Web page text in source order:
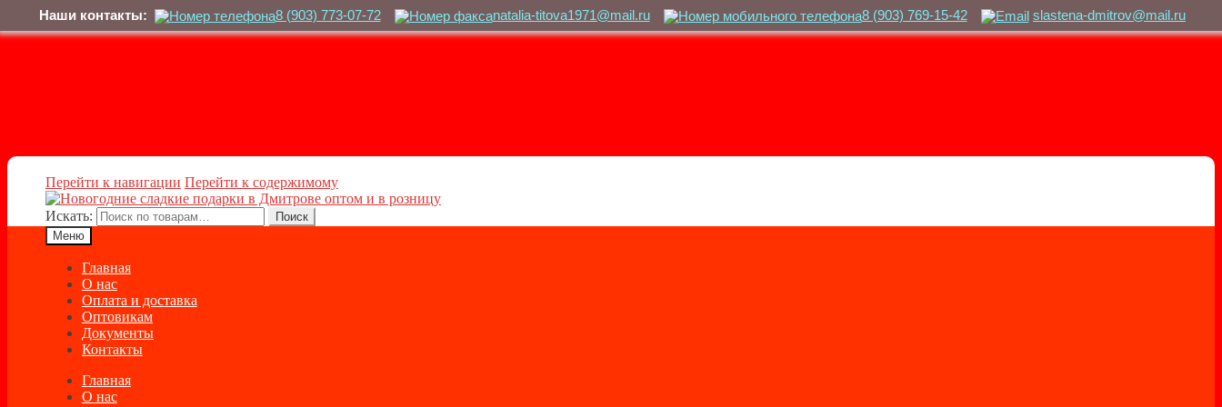
Наши контакты: 8 (903) 773-07-72 natalia-titova1971@mail.ru 8 (903) 769-15-42 slastena-dmitrov@mail.ru
Перейти к навигации Перейти к содержимому
Искать:
Поиск
Меню
Главная
О нас
Оплата и доставка
Оптовикам
Документы
Контакты
Главная
О нас